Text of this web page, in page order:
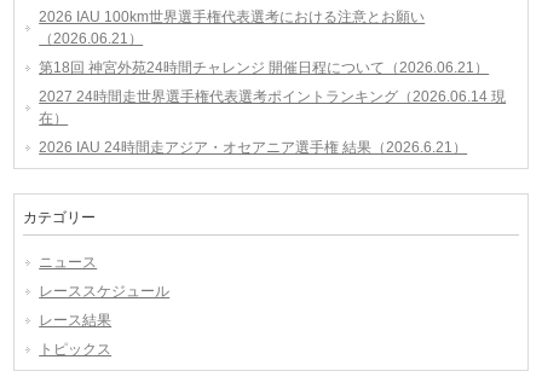
2026 IAU 100km世界選手権代表選考における注意とお願い
（2026.06.21）
第18回 神宮外苑24時間チャレンジ 開催日程について（2026.06.21）
2027 24時間走世界選手権代表選考ポイントランキング（2026.06.14 現
在）
2026 IAU 24時間走アジア・オセアニア選手権 結果（2026.6.21）
カテゴリー
ニュース
レーススケジュール
レース結果
トピックス